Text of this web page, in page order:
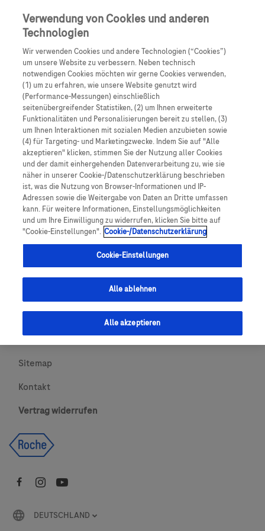
Skip to main content 0
Produkte Artikel
Es tut uns leid, aber es gibt keine Ergebnisse für:
Über Roche
Impressum
Rechtliche Hinweise
Datenschutz
Cookie-Einstellungen
Urheberrecht
Newsletter abonnieren
Sitemap
Kontakt
Vertrag widerrufen
DEUTSCHLAND
Verwendung von Cookies und anderen
Technologien
Wir verwenden Cookies und andere Technologien (“Cookies”)
um unsere Website zu verbessern. Neben technisch
notwendigen Cookies möchten wir gerne Cookies verwenden,
(1) um zu erfahren, wie unsere Website genutzt wird
(Performance-Messungen) einschließlich
seitenübergreifender Statistiken, (2) um Ihnen erweiterte
Funktionalitäten und Personalisierungen bereit zu stellen, (3)
um Ihnen Interaktionen mit sozialen Medien anzubieten sowie
(4) für Targeting- und Marketingzwecke. Indem Sie auf "Alle
akzeptieren" klicken, stimmen Sie der Nutzung aller Cookies
und der damit einhergehenden Datenverarbeitung zu, wie sie
näher in unserer Cookie-/Datenschutzerklärung beschrieben
ist, was die Nutzung von Browser-Informationen und IP-
Adressen sowie die Weitergabe von Daten an Dritte umfassen
kann. Für weitere Informationen, Einstellungsmöglichkeiten
und um Ihre Einwilligung zu widerrufen, klicken Sie bitte auf
"Cookie-Einstellungen". Cookie-/Datenschutzerklärung
Cookie-Einstellungen
Alle ablehnen
Alle akzeptieren